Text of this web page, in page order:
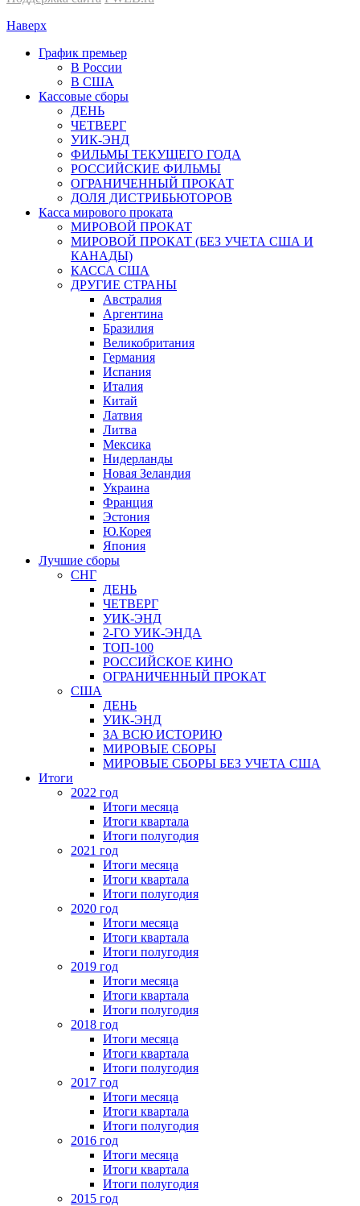
Наверх
График премьер
В России
В США
Кассовые сборы
ДЕНЬ
ЧЕТВЕРГ
УИК-ЭНД
ФИЛЬМЫ ТЕКУЩЕГО ГОДА
РОССИЙСКИЕ ФИЛЬМЫ
ОГРАНИЧЕННЫЙ ПРОКАТ
ДОЛЯ ДИСТРИБЬЮТОРОВ
Касса мирового проката
МИРОВОЙ ПРОКАТ
МИРОВОЙ ПРОКАТ (БЕЗ УЧЕТА США И
КАНАДЫ)
КАССА США
ДРУГИЕ СТРАНЫ
Австралия
Аргентина
Бразилия
Великобритания
Германия
Испания
Италия
Китай
Латвия
Литва
Мексика
Нидерланды
Новая Зеландия
Украина
Франция
Эстония
Ю.Корея
Япония
Лучшие сборы
СНГ
ДЕНЬ
ЧЕТВЕРГ
УИК-ЭНД
2-ГО УИК-ЭНДА
ТОП-100
РОССИЙСКОЕ КИНО
ОГРАНИЧЕННЫЙ ПРОКАТ
США
ДЕНЬ
УИК-ЭНД
ЗА ВСЮ ИСТОРИЮ
МИРОВЫЕ СБОРЫ
МИРОВЫЕ СБОРЫ БЕЗ УЧЕТА США
Итоги
2022 год
Итоги месяца
Итоги квартала
Итоги полугодия
2021 год
Итоги месяца
Итоги квартала
Итоги полугодия
2020 год
Итоги месяца
Итоги квартала
Итоги полугодия
2019 год
Итоги месяца
Итоги квартала
Итоги полугодия
2018 год
Итоги месяца
Итоги квартала
Итоги полугодия
2017 год
Итоги месяца
Итоги квартала
Итоги полугодия
2016 год
Итоги месяца
Итоги квартала
Итоги полугодия
2015 год